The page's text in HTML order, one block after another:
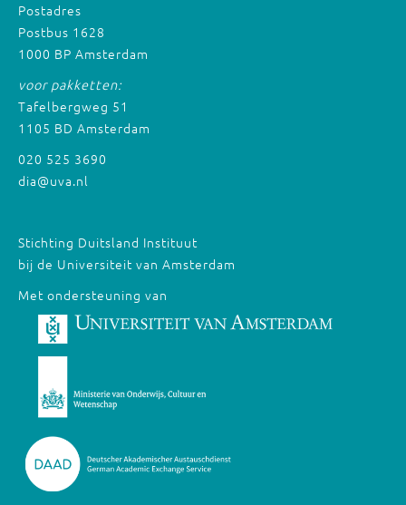
Postadres
Postbus 1628
1000 BP Amsterdam
voor pakketten:
Tafelbergweg 51
1105 BD Amsterdam
020 525 3690
dia@uva.nl
Stichting Duitsland Instituut
bij de Universiteit van Amsterdam
Met ondersteuning van